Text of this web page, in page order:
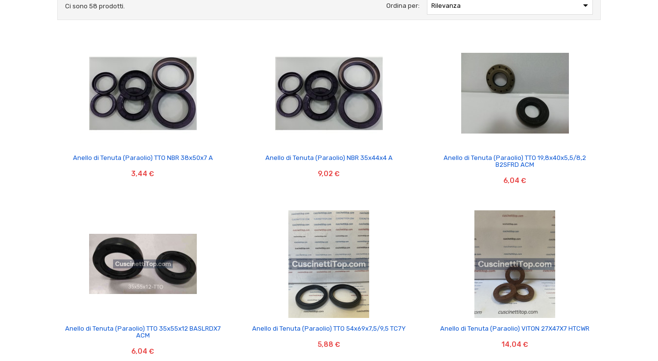
Ci sono 58 prodotti. Ordina per: Rilevanza 

Anello di Tenuta (Paraolio) TTO NBR 38x50x7 A
3,44 €

Anello di Tenuta (Paraolio) NBR 35x44x4 A
9,02 €

Anello di Tenuta (Paraolio) TTO 19,8x40x5,5/8,2
B2SFRD ACM
6,04 €

Anello di Tenuta (Paraolio) TTO 35x55x12 BASLRDX7
ACM
6,04 €

Anello di Tenuta (Paraolio) TTO 54x69x7,5/9,5 TC7Y
5,88 €

Anello di Tenuta (Paraolio) VITON 27X47X7 HTCWR
14,04 €